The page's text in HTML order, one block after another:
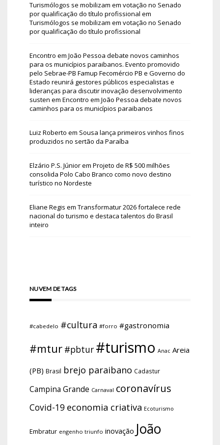
Turismólogos se mobilizam em votação no Senado
por qualificação do título profissional em
Turismólogos se mobilizam em votação no Senado
por qualificação do título profissional
Encontro em João Pessoa debate novos caminhos
para os municípios paraibanos. Evento promovido
pelo Sebrae-PB Famup Fecomércio PB e Governo do
Estado reunirá gestores públicos especialistas e
lideranças para discutir inovação desenvolvimento
susten em Encontro em João Pessoa debate novos
caminhos para os municípios paraibanos
Luiz Roberto em Sousa lança primeiros vinhos finos
produzidos no sertão da Paraíba
Elzário P.S. Júniorem Projeto de R$ 500 milhões
consolida Polo Cabo Branco como novo destino
turístico no Nordeste
Eliane Regis em Transformatur 2026 fortalece rede
nacional do turismo e destaca talentos do Brasil
inteiro
NUVEM DE TAGS
#cabedelo #cultura #forro #gastronomia
#mtur #pbtur #turismo Anac Areia
(PB) Brasil brejo paraibano Cadastur
Campina Grande Carnaval coronavírus
Covid-19 economia criativa Ecoturismo
Embratur engenho triunfo inovação João